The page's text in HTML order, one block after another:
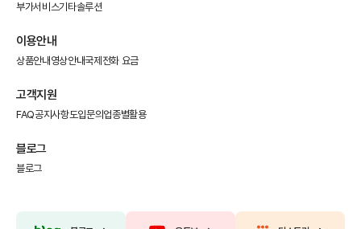
부가서비스기타솔루션
이용안내
상품안내 영상안내국제전화 요금
고객지원
FAQ공지사항도입문의 업종별활용
블로그
블로그